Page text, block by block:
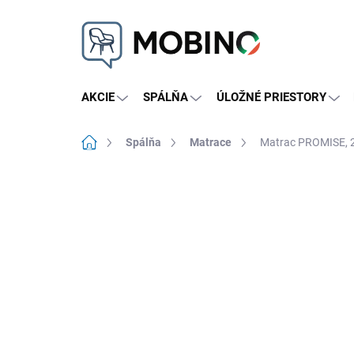
AKCIE SPÁLŇA ÚLOŽNÉ PRIESTORY
DomovSpálňa Matrace Matrac PROMISE,